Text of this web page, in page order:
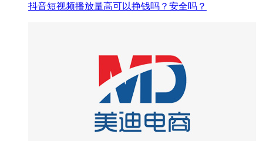
抖音短视频播放量高可以挣钱吗？安全吗？